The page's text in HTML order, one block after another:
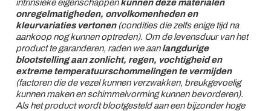
intrinsieke eigenschappenkunnen deze materialen
onregelmatigheden, onvolkomenheden en
kleurvariaties vertonen(condities die zelfs enige tijd na
aankoop nog kunnen optreden). Om de levensduur van het
product te garanderen, raden we aanlangdurige
blootstelling aan zonlicht, regen, vochtigheid en
extreme temperatuurschommelingen te vermijden
(factoren die de vezel kunnen verzwakken, breukgevoelig
kunnen maken en schimmelvorming kunnen bevorderen).
Als het product wordt blootgesteld aan een bijzonder hoge